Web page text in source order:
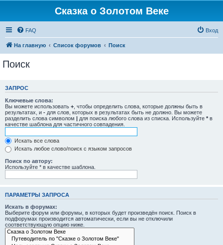
Сказка о Золотом Веке
FAQ Вход
На главную Список форумов Поиск
Поиск
ЗАПРОС
Ключевые слова:
Вы можете использовать + , чтобы определить слова, которые должны быть в
результатах, и - для слов, которых в результатах быть не должно. Вы можете
разделить слова символом | для поиска любого слова из списка. Используйте * в
качестве шаблона для частичного совпадения.
Искать все слова
Искать любое слово/поиск с языком запросов
Поиск по автору:
Используйте * в качестве шаблона.
ПАРАМЕТРЫ ЗАПРОСА
Искать в форумах:
Выберите форум или форумы, в которых будет произведён поиск. Поиск в
подфорумах производится автоматически, если вы не отключили
соответствующую опцию ниже.